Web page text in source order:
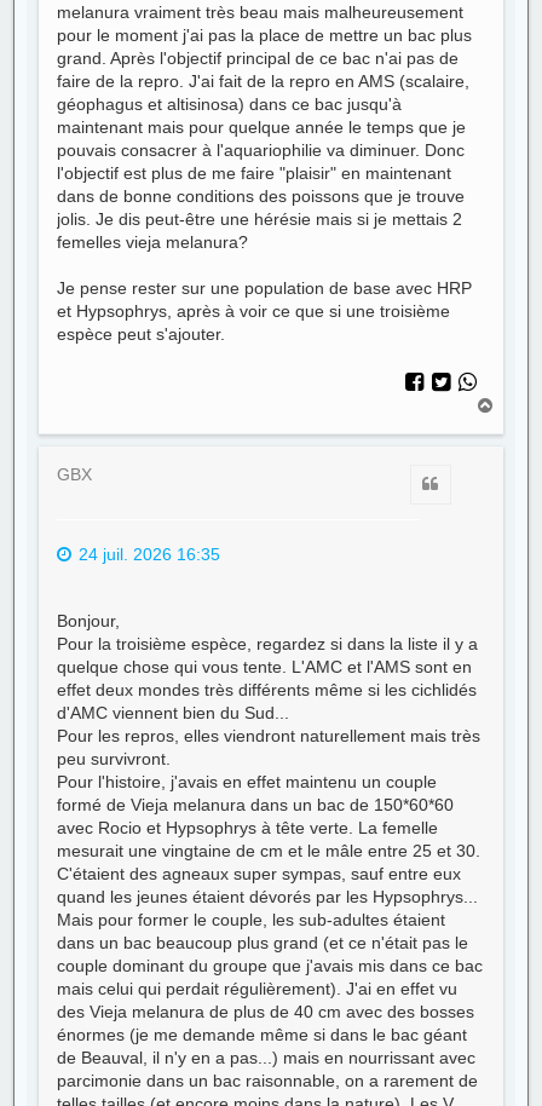
melanura vraiment très beau mais malheureusement
pour le moment j'ai pas la place de mettre un bac plus
grand. Après l'objectif principal de ce bac n'ai pas de
faire de la repro. J'ai fait de la repro en AMS (scalaire,
géophagus et altisinosa) dans ce bac jusqu'à
maintenant mais pour quelque année le temps que je
pouvais consacrer à l'aquariophilie va diminuer. Donc
l'objectif est plus de me faire "plaisir" en maintenant
dans de bonne conditions des poissons que je trouve
jolis. Je dis peut-être une hérésie mais si je mettais 2
femelles vieja melanura?
Je pense rester sur une population de base avec HRP
et Hypsophrys, après à voir ce que si une troisième
espèce peut s'ajouter.
u
GBX
24 juil. 2026 16:35
Bonjour,
Pour la troisième espèce, regardez si dans la liste il y a
quelque chose qui vous tente. L'AMC et l'AMS sont en
effet deux mondes très différents même si les cichlidés
d'AMC viennent bien du Sud...
Pour les repros, elles viendront naturellement mais très
peu survivront.
Pour l'histoire, j'avais en effet maintenu un couple
formé de Vieja melanura dans un bac de 150*60*60
avec Rocio et Hypsophrys à tête verte. La femelle
mesurait une vingtaine de cm et le mâle entre 25 et 30.
C'étaient des agneaux super sympas, sauf entre eux
quand les jeunes étaient dévorés par les Hypsophrys...
Mais pour former le couple, les sub-adultes étaient
dans un bac beaucoup plus grand (et ce n'était pas le
couple dominant du groupe que j'avais mis dans ce bac
mais celui qui perdait régulièrement). J'ai en effet vu
des Vieja melanura de plus de 40 cm avec des bosses
énormes (je me demande même si dans le bac géant
de Beauval, il n'y en a pas...) mais en nourrissant avec
parcimonie dans un bac raisonnable, on a rarement de